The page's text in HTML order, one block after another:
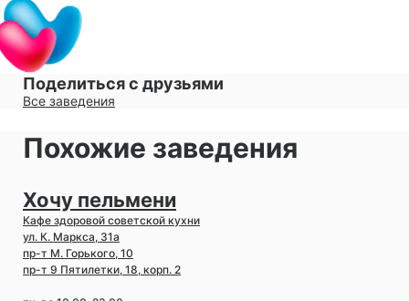
Поделиться с друзьями
Все заведения
Похожие заведения
Хочу пельмени
Кафе здоровой советской кухни
ул. К. Маркса, 31а
пр-т М. Горького, 10
пр-т 9 Пятилетки, 18, корп. 2